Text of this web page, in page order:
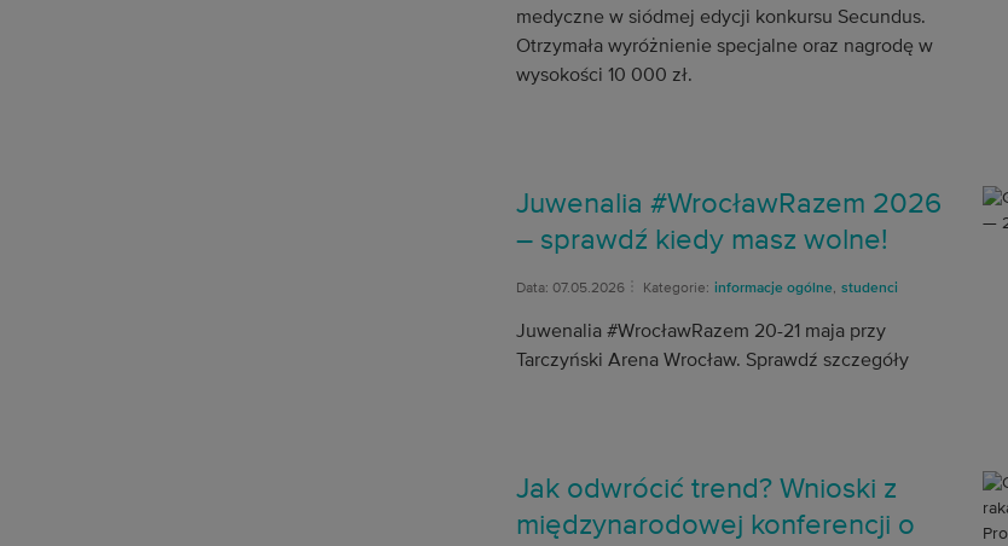
medyczne w siódmej edycji konkursu Secundus.
Otrzymała wyróżnienie specjalne oraz nagrodę w
wysokości 10 000 zł.
Juwenalia #WrocławRazem 2026
– sprawdź kiedy masz wolne!
Data: 07.05.2026 Kategorie: informacje ogólne, studenci
Juwenalia #WrocławRazem 20-21 maja przy
Tarczyński Arena Wrocław. Sprawdź szczegóły
Jak odwrócić trend? Wnioski z
międzynarodowej konferencji o